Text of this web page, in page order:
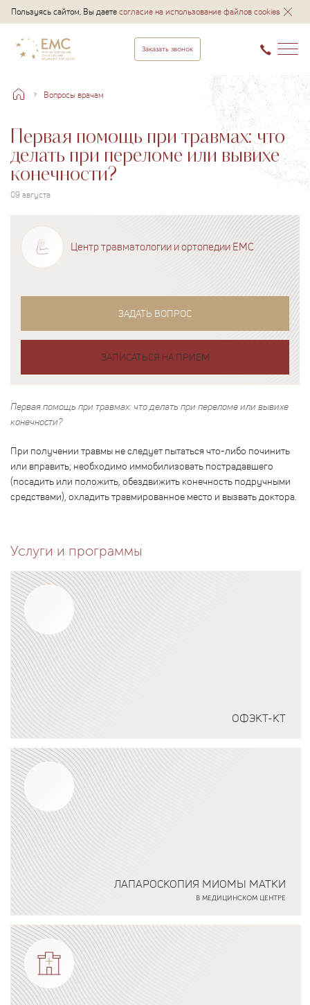
Пользуясь сайтом, Вы даетесогласие на использование файлов cookies
Заказать звонок
Вопросы врачам
Первая помощь при травмах: что
делать при переломе или вывихе
конечности?
09 августа
Центр травматологии и ортопедии EMC
ЗАДАТЬ ВОПРОС
ЗАПИСАТЬСЯ НА ПРИЕМ
Первая помощь при травмах: что делать при переломе или вывихе
конечности?
При получении травмы не следует пытаться что-либо починить
или вправить; необходимо иммобилизовать пострадавшего
(посадить или положить, обездвижить конечность подручными
средствами), охладить травмированное место и вызвать доктора.
Услуги и программы
ОФЭКТ-КТ
Подробнее о программе
ЛАПАРОСКОПИЯ МИОМЫ МАТКИ
В МЕДИЦИНСКОМ ЦЕНТРЕ
Подробнее о программе